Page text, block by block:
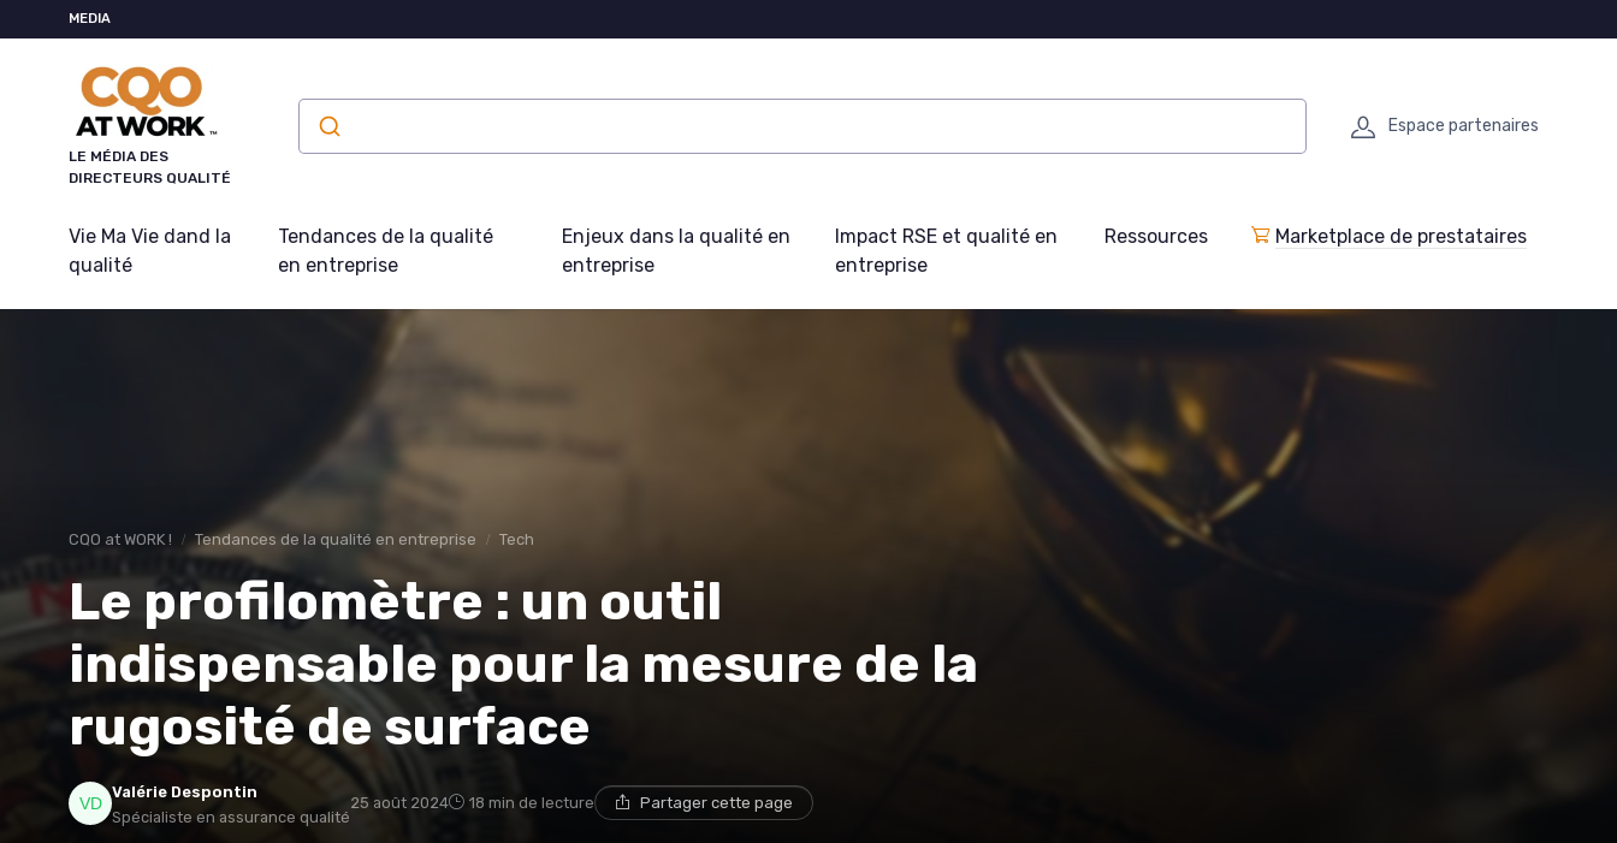
MEDIA
LE MÉDIA DES
DIRECTEURS QUALITÉ
Espace partenaires
Vie Ma Vie dand la
qualité
Tendances de la qualité
en entreprise
Enjeux dans la qualité en
entreprise
Impact RSE et qualité en
entreprise
Ressources Marketplace de prestataires
CQO at WORK ! Tendances de la qualité en entreprise Tech
Le profilomètre : un outil
indispensable pour la mesure de la
rugosité de surface
Valérie Despontin
Spécialiste en assurance qualité
25 août 2024 18 min de lecture Partager cette page
Panneau de gestion des cookies